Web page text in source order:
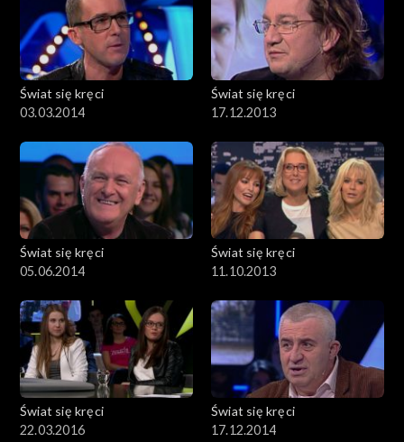
Świat się kręci
03.03.2014
Świat się kręci
17.12.2013
Świat się kręci
05.06.2014
Świat się kręci
11.10.2013
Świat się kręci
22.03.2016
Świat się kręci
17.12.2014